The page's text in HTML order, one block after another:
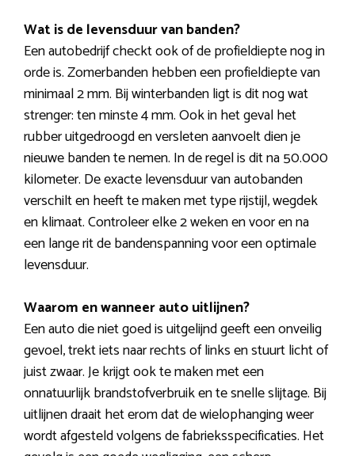
Wat is de levensduur van banden?
Een autobedrijf checkt ook of de profieldiepte nog in
orde is. Zomerbanden hebben een profieldiepte van
minimaal 2 mm. Bij winterbanden ligt is dit nog wat
strenger: ten minste 4 mm. Ook in het geval het
rubber uitgedroogd en versleten aanvoelt dien je
nieuwe banden te nemen. In de regel is dit na 50.000
kilometer. De exacte levensduur van autobanden
verschilt en heeft te maken met type rijstijl, wegdek
en klimaat. Controleer elke 2 weken en voor en na
een lange rit de bandenspanning voor een optimale
levensduur.
Waarom en wanneer auto uitlijnen?
Een auto die niet goed is uitgelijnd geeft een onveilig
gevoel, trekt iets naar rechts of links en stuurt licht of
juist zwaar. Je krijgt ook te maken met een
onnatuurlijk brandstofverbruik en te snelle slijtage. Bij
uitlijnen draait het erom dat de wielophanging weer
wordt afgesteld volgens de fabrieksspecificaties. Het